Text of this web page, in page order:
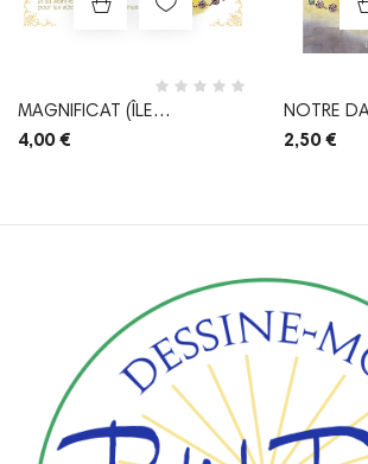
MAGNIFICAT (ÎLE
BOUCHARD)
4,00 €
NOTRE
(ILE
2,50 €